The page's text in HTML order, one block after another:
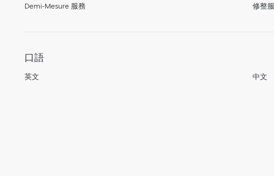
Demi-Mesure 服務 修整
口語
英文 中文